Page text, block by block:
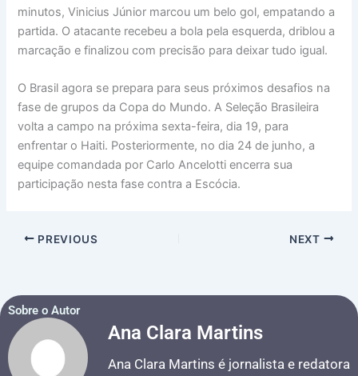
minutos, Vinicius Júnior marcou um belo gol, empatando a
partida. O atacante recebeu a bola pela esquerda, driblou a
marcação e finalizou com precisão para deixar tudo igual.
O Brasil agora se prepara para seus próximos desafios na
fase de grupos da Copa do Mundo. A Seleção Brasileira
volta a campo na próxima sexta-feira, dia 19, para
enfrentar o Haiti. Posteriormente, no dia 24 de junho, a
equipe comandada por Carlo Ancelotti encerra sua
participação nesta fase contra a Escócia.
PREVIOUS NEXT
Sobre o Autor
Ana Clara Martins
Ana Clara Martins é jornalista e redatora